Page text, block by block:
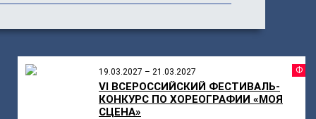
19.03.2027 – 21.03.2027
VI ВСЕРОССИЙСКИЙ ФЕСТИВАЛЬ-
КОНКУРС ПО ХОРЕОГРАФИИ «МОЯ
СЦЕНА»